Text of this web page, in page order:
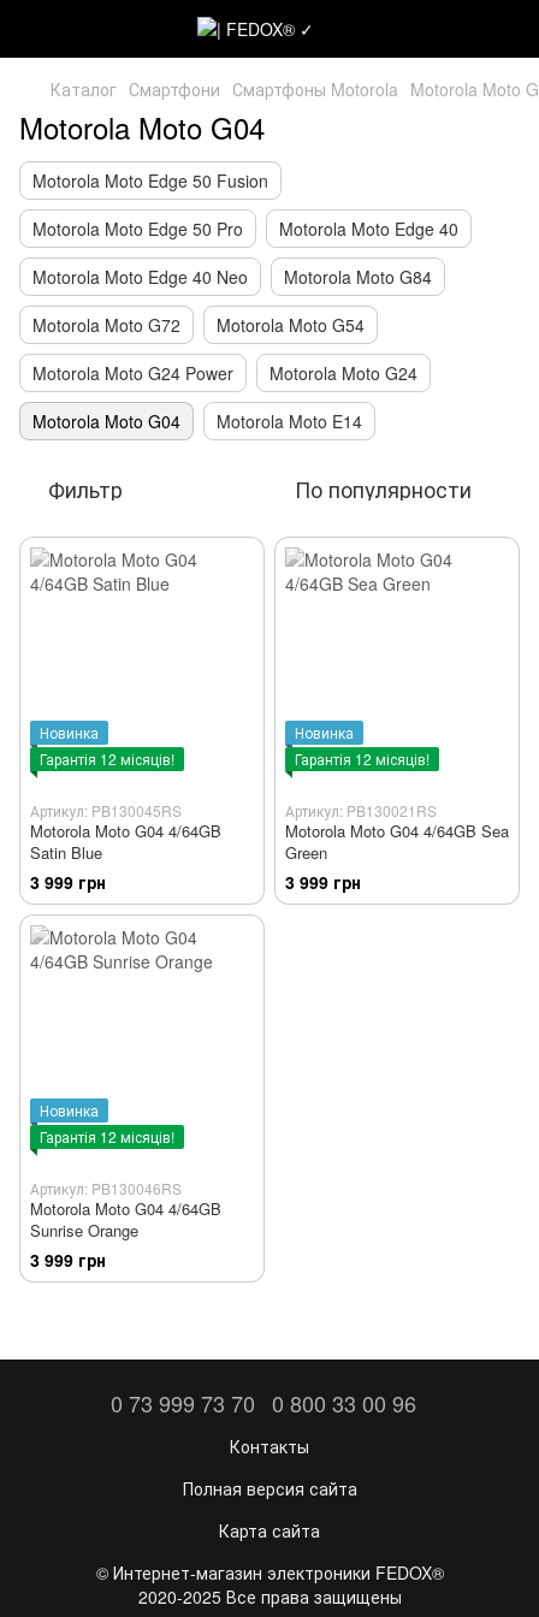
Каталог Смартфони Смартфоны Motorola Motorola Moto
Motorola Moto G04
Motorola Moto Edge 50 Fusion
Motorola Moto Edge 50 Pro
Motorola Moto Edge 40
Motorola Moto Edge 40 Neo
Motorola Moto G84
Motorola Moto G72
Motorola Moto G54
Motorola Moto G24 Power
Motorola Moto G24
Motorola Moto G04
Motorola Moto E14
Фильтр По популярности
Новинка
Гарантія 12 місяців!
Артикул: PB130045RS
Motorola Moto G04 4/64GB
Satin Blue
3 999 грн
Новинка
Гарантія 12 місяців!
Артикул: PB130021RS
Motorola Moto G04 4/64GB Sea
Green
3 999 грн
Новинка
Гарантія 12 місяців!
Артикул: PB130046RS
Motorola Moto G04 4/64GB
Sunrise Orange
3 999 грн
0 73 999 73 70 0 800 33 00 96
Контакты
Полная версия сайта
Карта сайта
©️ Интернет-магазин электроники FEDOX®
2020-2025 Все права защищены